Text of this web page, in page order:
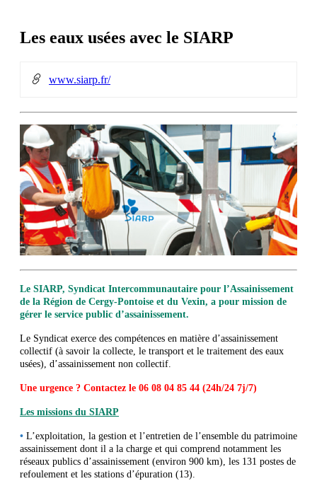
Les eaux usées avec le SIARP
www.siarp.fr/
Le SIARP, Syndicat Intercommunautaire pour l’Assainissement
de la Région de Cergy-Pontoise et du Vexin, a pour mission de
gérer le service public d’assainissement.
Le Syndicat exerce des compétences en matière d’assainissement
collectif (à savoir la collecte, le transport et le traitement des eaux
usées), d’assainissement non collectif.
Une urgence ? Contactez le 06 08 04 85 44 (24h/24 7j/7)
Les missions du SIARP
• L’exploitation, la gestion et l’entretien de l’ensemble du patrimoine
assainissement dont il a la charge et qui comprend notamment les
réseaux publics d’assainissement (environ 900 km), les 131 postes de
refoulement et les stations d’épuration (13).